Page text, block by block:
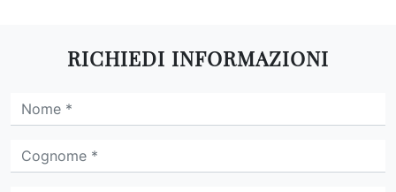
RICHIEDI INFORMAZIONI